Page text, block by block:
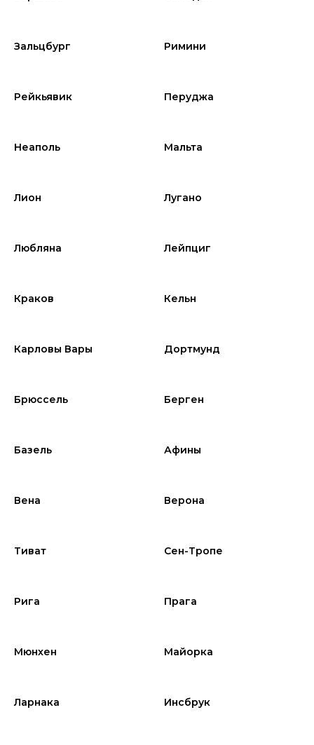
Зальцбург Римини
Рейкьявик Перуджа
Неаполь Мальта
Лион Лугано
Любляна Лейпциг
Краков Кельн
Карловы Вары Дортмунд
Брюссель Берген
Базель Афины
Вена Верона
Тиват Сен-Тропе
Рига Прага
Мюнхен Майорка
Ларнака Инсбрук